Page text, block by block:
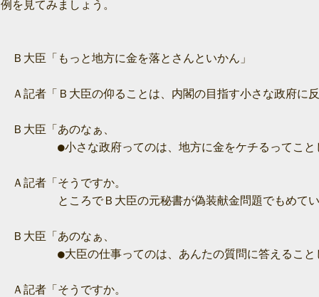
例を見てみましょう。
Ｂ大臣「もっと地方に金を落とさんといかん」
Ａ記者「Ｂ大臣の仰ることは、内閣の目指す小さな政府に
Ｂ大臣「あのなぁ、
●小さな政府ってのは、地方に金をケチるってこと
Ａ記者「そうですか。
ところでＢ大臣の元秘書が偽装献金問題でもめてい
Ｂ大臣「あのなぁ、
●大臣の仕事ってのは、あんたの質問に答えること
Ａ記者「そうですか。